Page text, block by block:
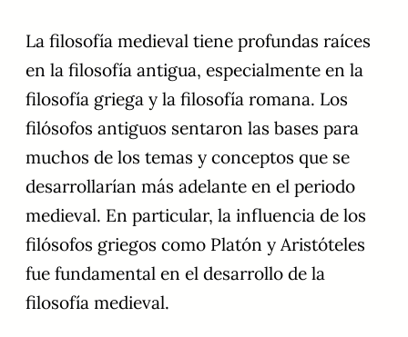
La filosofía medieval tiene profundas raíces
en la filosofía antigua, especialmente en la
filosofía griega y la filosofía romana. Los
filósofos antiguos sentaron las bases para
muchos de los temas y conceptos que se
desarrollarían más adelante en el periodo
medieval. En particular, la influencia de los
filósofos griegos como Platón y Aristóteles
fue fundamental en el desarrollo de la
filosofía medieval.